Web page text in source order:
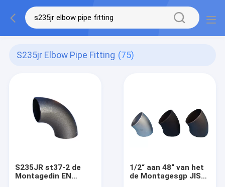
S235jr Elbow Pipe Fitting (75)
S235JR st37-2 de
Montagedin EN
1/2“ aan 48“ van het
de Montagesgp JIS